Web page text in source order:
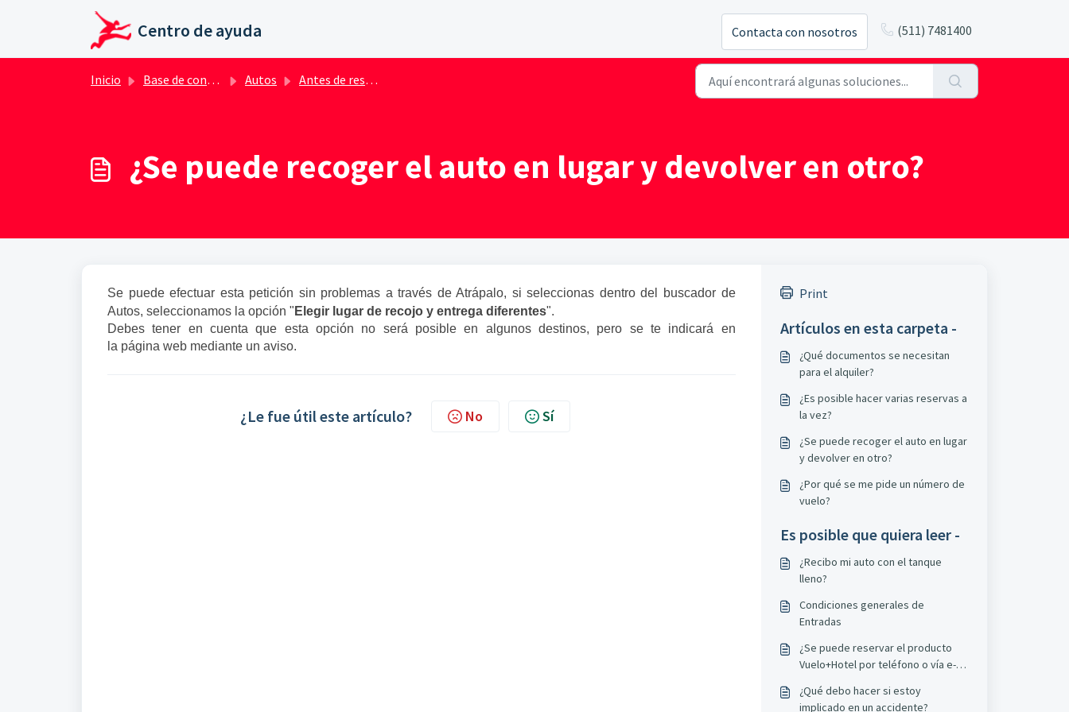
Ir al contenido principal
Centro de ayuda Contacta con nosotros (511) 7481400
Inicio Base de conocimientos Autos Antes de reservar
¿Se puede recoger el auto en lugar y devolver en otro?
Se puede efectuar esta petición sin problemas a través de Atrápalo, si seleccionas dentro del buscador de
Autos, seleccionamos la opción " Elegir lugar de recojo y entrega diferentes".
Debes tener en cuenta que esta opción no será posible en algunos destinos, pero se te indicará en
la página web mediante un aviso.
¿Le fue útil este artículo? No Sí
Print
Artículos en esta carpeta -
¿Qué documentos se necesitan
para el alquiler?
¿Es posible hacer varias reservas a
la vez?
¿Se puede recoger el auto en lugar
y devolver en otro?
¿Por qué se me pide un número de
vuelo?
Es posible que quiera leer -
¿Recibo mi auto con el tanque
lleno?
Condiciones generales de
Entradas
¿Se puede reservar el producto
Vuelo+Hotel por teléfono o vía e-
¿Qué debo hacer si estoy
implicado en un accidente?